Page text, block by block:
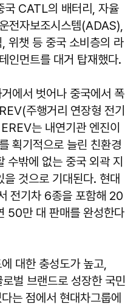
국 CATL의 배터리, 자율
전자보조시스템(ADAS),
위챗 등 중국 소비층의 라
인먼트를 대거 탑재했다.
에서 벗어나 중국에서 폭
주행거리 연장형 전기
는 내연기관 엔진이
획기적으로 늘린 친환경
수밖에 없는 중국 외곽 지
것으로 기대된다. 현대
전기차 6종을 포함해 20
50만 대 판매를 완성한다
대한 충성도가 높고,
벌 브랜드로 성장한 국민
는 점에서 현대차그룹에